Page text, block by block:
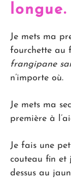
longue.
Je mets ma
fourchette au
frangipane
n’importe où.
Je mets ma
première à
Je fais une
couteau fin et
dessus au